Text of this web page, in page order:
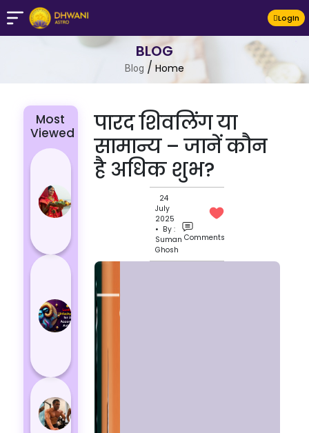
LogIn
BLOG
Blog / Home
पारद शिवलिंग या
सामान्य – जानें कौन
है अधिक शुभ?
24
July
2025
• By :
Suman
Ghosh
Comments
Most
Viewed
Chhath Puja
2024: The
Lucky and
Unlucky
Colour for
According
Astrology
powerful
zodiac